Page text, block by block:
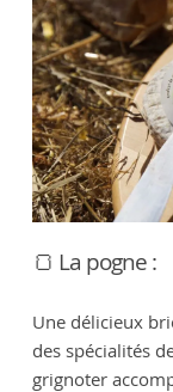
🍞 La pogne :
Une délicieux
des spécialités
grignoter